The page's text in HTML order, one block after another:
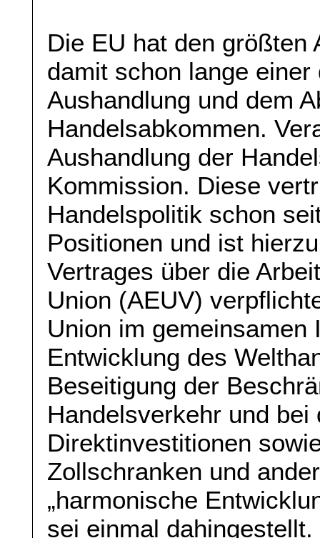
Die EU hat den größten
damit schon lange einer
Aushandlung und dem
Handelsabkommen.
Aushandlung der
Kommission. Diese
Handelspolitik schon
Positionen und ist
Vertrages über die
Union (AEUV)
Union im
Entwicklung des
Beseitigung der
Handelsverkehr und
Direktinvestitionen
Zollschranken und
„harmonische
sei einmal